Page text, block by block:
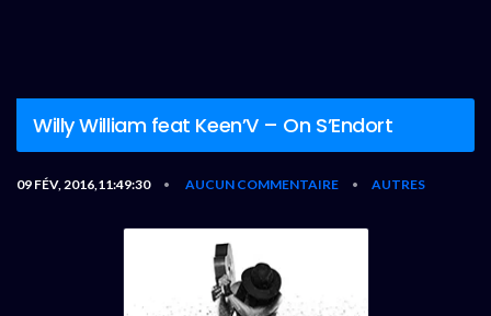
Willy William feat Keen’V – On S’Endort
09 FÉV, 2016,11:49:30 • AUCUN COMMENTAIRE • AUTRES